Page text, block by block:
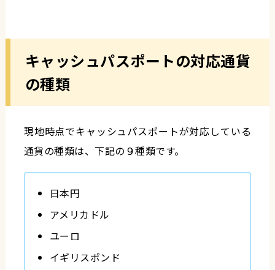
キャッシュパスポートの対応通貨
の種類
現地時点でキャッシュパスポートが対応している
通貨の種類は、下記の９種類です。
日本円
アメリカドル
ユーロ
イギリスポンド